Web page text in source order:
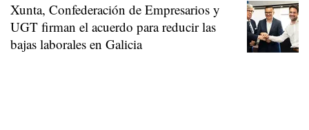
Xunta, Confederación de Empresarios y
UGT firman el acuerdo para reducir las
bajas laborales en Galicia